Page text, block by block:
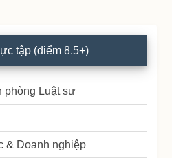
tập (điểm 8.5+)
phòng Luật sư
& Doanh nghiệp